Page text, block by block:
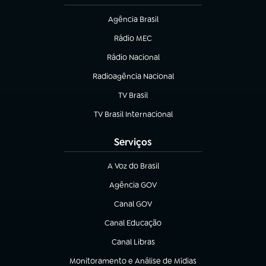
Agência Brasil
(abre em nova aba)
Rádio MEC
(abre em nova aba)
Rádio Nacional
Radioagência Nacional
(abre em nova aba)
TV Brasil
(abre em nova aba)
TV Brasil Internacional
(abre em nova aba)
Serviços
A Voz do Brasil
(abre em nova aba)
Agência GOV
(abre em nova aba)
Canal GOV
(abre em nova aba)
Canal Educação
(abre em nova aba)
Canal Libras
(abre em nova aba)
Monitoramento e Análise de Mídias